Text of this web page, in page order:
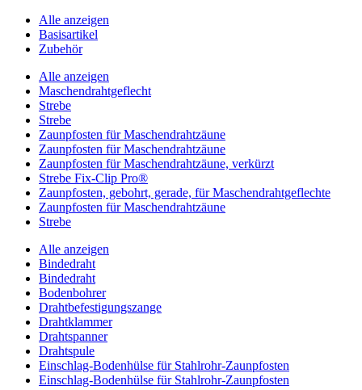
Alle anzeigen
Basisartikel
Zubehör
Alle anzeigen
Maschendrahtgeflecht
Strebe
Strebe
Zaunpfosten für Maschendrahtzäune
Zaunpfosten für Maschendrahtzäune
Zaunpfosten für Maschendrahtzäune, verkürzt
Strebe Fix-Clip Pro®
Zaunpfosten, gebohrt, gerade, für Maschendrahtgeflechte
Zaunpfosten für Maschendrahtzäune
Strebe
Alle anzeigen
Bindedraht
Bindedraht
Bodenbohrer
Drahtbefestigungszange
Drahtklammer
Drahtspanner
Drahtspule
Einschlag-Bodenhülse für Stahlrohr-Zaunpfosten
Einschlag-Bodenhülse für Stahlrohr-Zaunpfosten